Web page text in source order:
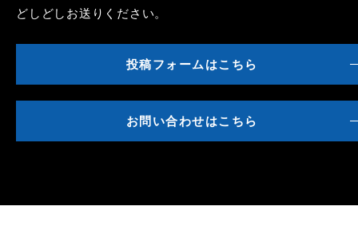
どしどしお送りください。
投稿フォームはこちら
お問い合わせはこちら